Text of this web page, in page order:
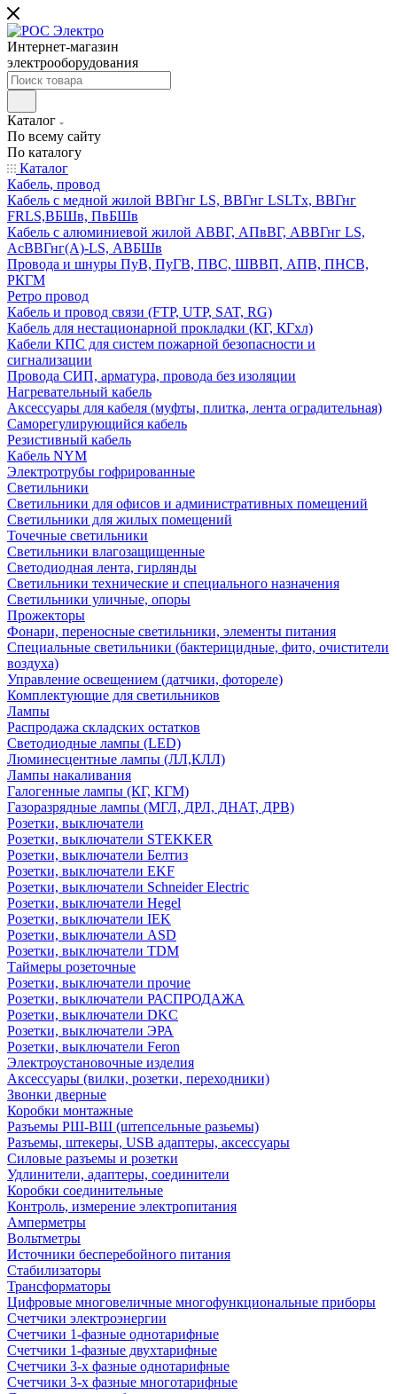
Интернет-магазин
электрооборудования
Каталог
По всему сайту
По каталогу
Каталог
Кабель, провод
Кабель с медной жилой ВВГнг LS, ВВГнг LSLTx, ВВГнг
FRLS,ВБШв, ПвБШв
Кабель с алюминиевой жилой АВВГ, АПвВГ, АВВГнг LS,
АсВВГнг(А)-LS, АВБШв
Провода и шнуры ПуВ, ПуГВ, ПВС, ШВВП, АПВ, ПНСВ,
РКГМ
Ретро провод
Кабель и провод связи (FTP, UTP, SAT, RG)
Кабель для нестационарной прокладки (КГ, КГхл)
Кабели КПС для систем пожарной безопасности и
сигнализации
Провода СИП, арматура, провода без изоляции
Нагревательный кабель
Аксессуары для кабеля (муфты, плитка, лента оградительная)
Саморегулирующийся кабель
Резистивный кабель
Кабель NYM
Электротрубы гофрированные
Светильники
Светильники для офисов и административных помещений
Светильники для жилых помещений
Точечные светильники
Светильники влагозащищенные
Светодиодная лента, гирлянды
Светильники технические и специального назначения
Светильники уличные, опоры
Прожекторы
Фонари, переносные светильники, элементы питания
Специальные светильники (бактерицидные, фито, очистители
воздуха)
Управление освещением (датчики, фотореле)
Комплектующие для светильников
Лампы
Распродажа складских остатков
Светодиодные лампы (LED)
Люминесцентные лампы (ЛЛ,КЛЛ)
Лампы накаливания
Галогенные лампы (КГ, КГМ)
Газоразрядные лампы (МГЛ, ДРЛ, ДНАТ, ДРВ)
Розетки, выключатели
Розетки, выключатели STEKKER
Розетки, выключатели Белтиз
Розетки, выключатели EKF
Розетки, выключатели Schneider Electric
Розетки, выключатели Hegel
Розетки, выключатели IEK
Розетки, выключатели ASD
Розетки, выключатели TDM
Таймеры розеточные
Розетки, выключатели прочие
Розетки, выключатели РАСПРОДАЖА
Розетки, выключатели DKC
Розетки, выключатели ЭРА
Розетки, выключатели Feron
Электроустановочные изделия
Аксессуары (вилки, розетки, переходники)
Звонки дверные
Коробки монтажные
Разъемы РШ-ВШ (штепсельные разьемы)
Разъемы, штекеры, USB адаптеры, аксессуары
Силовые разъемы и розетки
Удлинители, адаптеры, соединители
Коробки соединительные
Контроль, измерение электропитания
Амперметры
Вольтметры
Источники бесперебойного питания
Стабилизаторы
Трансформаторы
Цифровые многовеличные многофункциональные приборы
Счетчики электроэнергии
Счетчики 1-фазные однотарифные
Счетчики 1-фазные двухтарифные
Счетчики 3-х фазные однотарифные
Счетчики 3-х фазные многотарифные